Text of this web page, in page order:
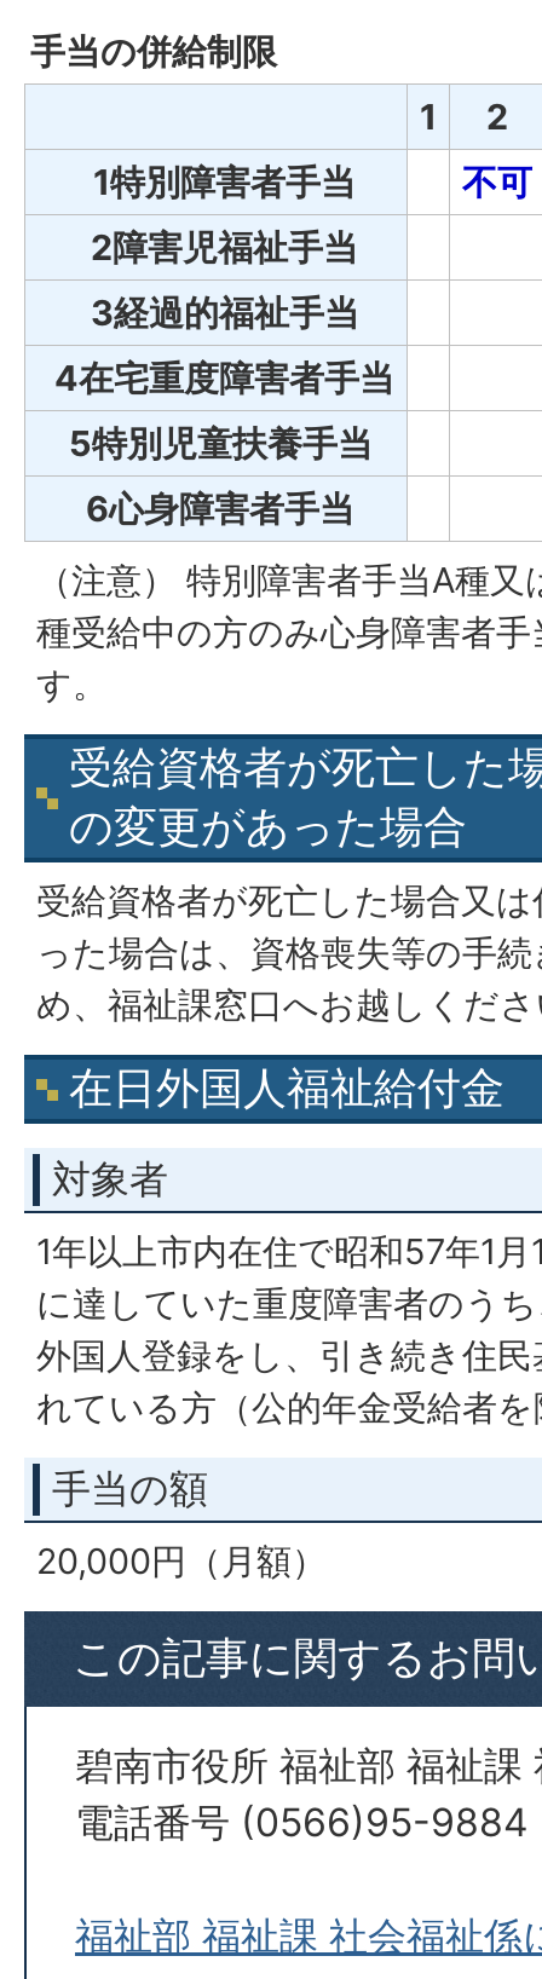
手当の併給制限
1
2
1特別障害者手当
不可
2障害児福祉手当
3経過的福祉手当
4在宅重度障害者手当
5特別児童扶養手当
6心身障害者手当
（注意） 特別障害者手当A種
種受給中の方のみ心身障害者
す。
受給資格者が死亡した
の変更があった場合
受給資格者が死亡した場合又
った場合は、資格喪失等の手
め、福祉課窓口へお越しくだ
在日外国人福祉給付金
対象者
1年以上市内在住で昭和57年1
に達していた重度障害者のう
外国人登録をし、引き続き住
れている方（公的年金受給者
手当の額
20,000円（月額）
この記事に関するお問
碧南市役所 福祉部 福祉課
電話番号 (0566)95-9884
福祉部 福祉課 社会福祉係